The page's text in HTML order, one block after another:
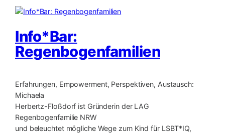
Info*Bar:
Regenbogenfamilien
Erfahrungen, Empowerment, Perspektiven, Austausch:
Michaela
Herbertz-Floßdorf ist Gründerin der LAG
Regenbogenfamilie NRW
und beleuchtet mögliche Wege zum Kind für LSBT*IQ,